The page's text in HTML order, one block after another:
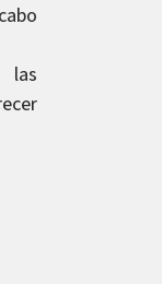
las